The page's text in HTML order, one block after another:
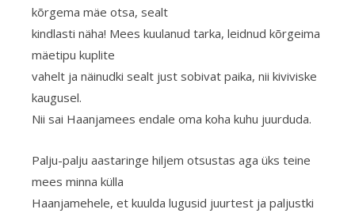
kõrgema mäe otsa, sealt
kindlasti näha! Mees kuulanud tarka, leidnud kõrgeima
mäetipu kuplite
vahelt ja näinudki sealt just sobivat paika, nii kiviviske
kaugusel.
Nii sai Haanjamees endale oma koha kuhu juurduda.
Palju-palju aastaringe hiljem otsustas aga üks teine
mees minna külla
Haanjamehele, et kuulda lugusid juurtest ja paljustki